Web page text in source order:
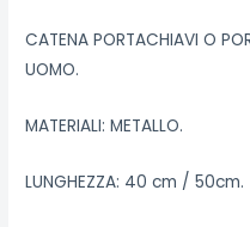
CATENA PORTACHIAVI O
UOMO.
MATERIALI: METALLO.
LUNGHEZZA: 40 cm / 50cm.